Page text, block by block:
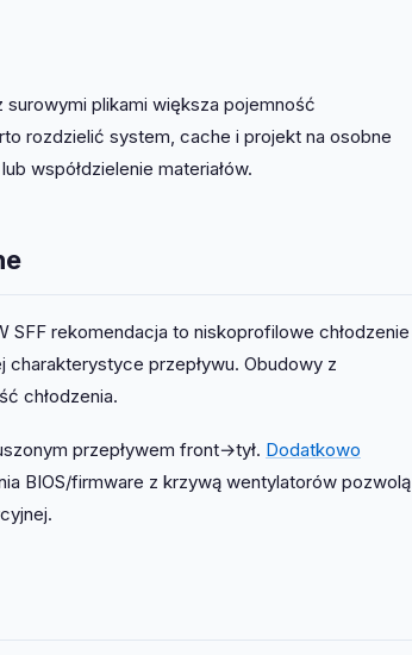
surowymi plikami większa pojemność
rozdzielić system, cache i projekt na osobne
współdzielenie materiałów.
SFF rekomendacja to niskoprofilowe chłodzenie
przepływu. Obudowy z
chłodzenia.
przepływem front→tył. Dodatkowo
BIOS/firmware z krzywą wentylatorów pozwolą